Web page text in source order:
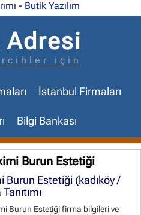
- Butik Yazılım
için
İstanbul Firmaları
Bilgi Bankası
Burun Estetiği
Burun Estetiği (kadıköy /
Burun Estetiği firma bilgileri ve